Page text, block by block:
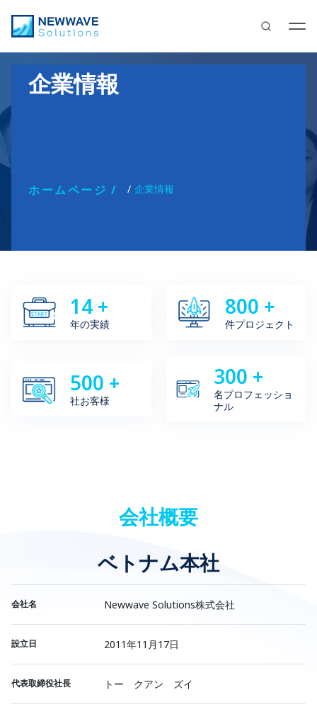
企業情報
ホームページ 企業情報
14 +
年の実績
800 +
件プロジェクト
500 +
社お客様
300 +
名プロフェッショ
ナル
会社概要
ベトナム本社
会社名 Newwave Solutions株式会社
設立日 2011年11月17日
代表取締役社長 トー クアン ズイ